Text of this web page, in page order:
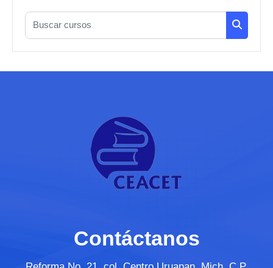
Buscar cursos
Buscar
Contáctanos